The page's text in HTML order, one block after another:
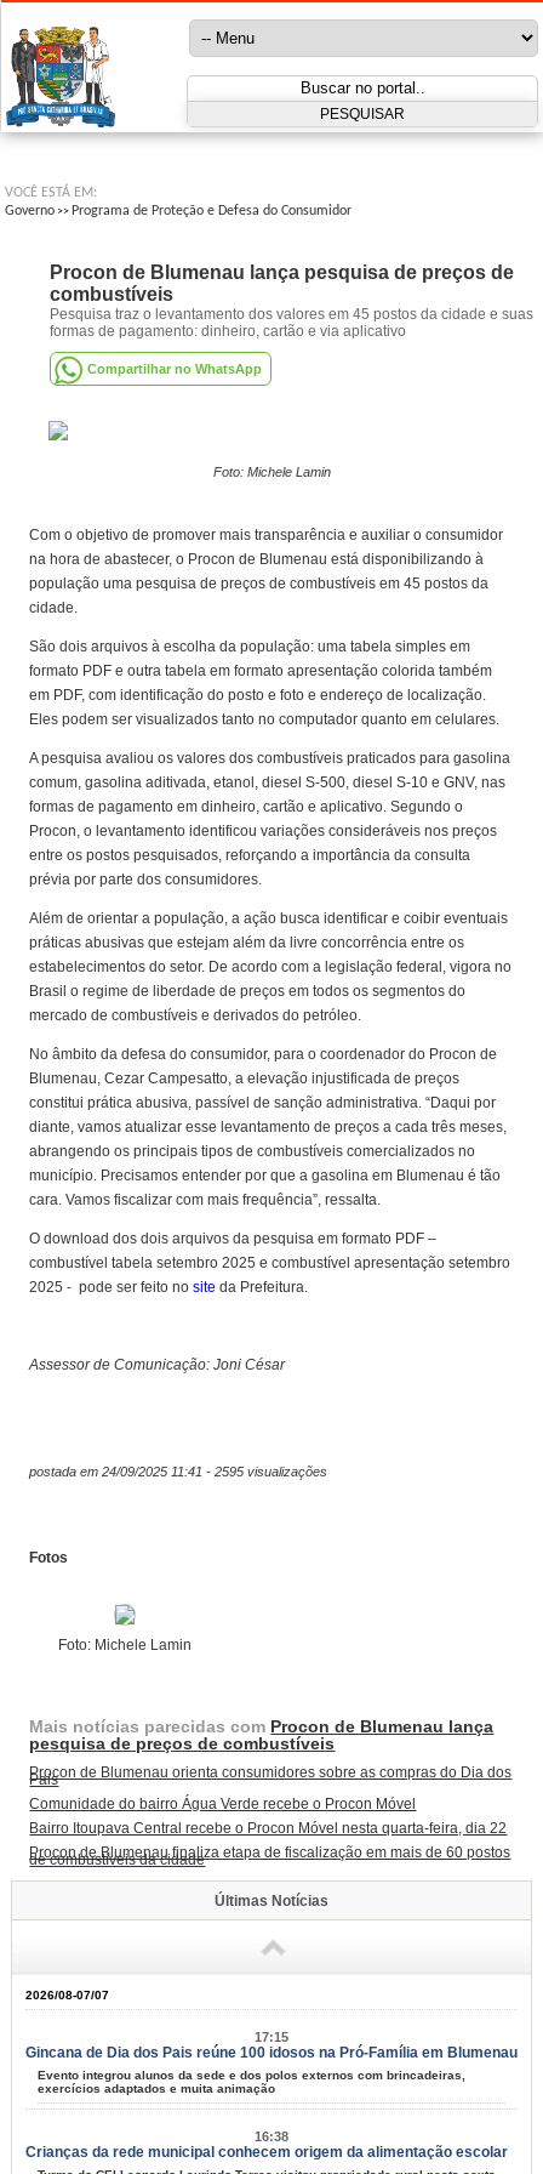
VOCÊ ESTÁ EM:
Governo >> Programa de Proteção e Defesa do Consumidor
Procon de Blumenau lança pesquisa de preços de
combustíveis
Pesquisa traz o levantamento dos valores em 45 postos da cidade e suas
formas de pagamento: dinheiro, cartão e via aplicativo
Compartilhar no WhatsApp
Foto: Michele Lamin
Com o objetivo de promover mais transparência e auxiliar o consumidor
na hora de abastecer, o Procon de Blumenau está disponibilizando à
população uma pesquisa de preços de combustíveis em 45 postos da
cidade.
São dois arquivos à escolha da população: uma tabela simples em
formato PDF e outra tabela em formato apresentação colorida também
em PDF, com identificação do posto e foto e endereço de localização.
Eles podem ser visualizados tanto no computador quanto em celulares.
A pesquisa avaliou os valores dos combustíveis praticados para gasolina
comum, gasolina aditivada, etanol, diesel S-500, diesel S-10 e GNV, nas
formas de pagamento em dinheiro, cartão e aplicativo. Segundo o
Procon, o levantamento identificou variações consideráveis nos preços
entre os postos pesquisados, reforçando a importância da consulta
prévia por parte dos consumidores.
Além de orientar a população, a ação busca identificar e coibir eventuais
práticas abusivas que estejam além da livre concorrência entre os
estabelecimentos do setor. De acordo com a legislação federal, vigora no
Brasil o regime de liberdade de preços em todos os segmentos do
mercado de combustíveis e derivados do petróleo.
No âmbito da defesa do consumidor, para o coordenador do Procon de
Blumenau, Cezar Campesatto, a elevação injustificada de preços
constitui prática abusiva, passível de sanção administrativa. “Daqui por
diante, vamos atualizar esse levantamento de preços a cada três meses,
abrangendo os principais tipos de combustíveis comercializados no
município. Precisamos entender por que a gasolina em Blumenau é tão
cara. Vamos fiscalizar com mais frequência”, ressalta.
O download dos dois arquivos da pesquisa em formato PDF –
combustível tabela setembro 2025 e combustível apresentação setembro
2025 - pode ser feito nosite da Prefeitura.
Assessor de Comunicação: Joni César
postada em 24/09/2025 11:41 - 2595 visualizações
Fotos
Foto: Michele Lamin
Mais notícias parecidas com Procon de Blumenau lança
pesquisa de preços de combustíveis
Procon de Blumenau orienta consumidores sobre as compras do Dia dos
Pais
Comunidade do bairro Água Verde recebe o Procon Móvel
Bairro Itoupava Central recebe o Procon Móvel nesta quarta-feira, dia 22
Procon de Blumenau finaliza etapa de fiscalização em mais de 60 postos
de combustíveis da cidade
Últimas Notícias
2026/08-07/07
17:15
Gincana de Dia dos Pais reúne 100 idosos na Pró-Família em Blumenau
Evento integrou alunos da sede e dos polos externos com brincadeiras,
exercícios adaptados e muita animação
16:38
Crianças da rede municipal conhecem origem da alimentação escolar